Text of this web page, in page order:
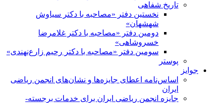
تاریخ شفاهی
نخستین دفتر «مصاحبه با دکتر سیاوش
شهشهان»
دومین دفتر «مصاحبه با دکتر غلامرضا
خسروشاهی»
سومین دفتر «مصاحبه با دکتر رحیم زارع‌نهندی»
پوستر
جوایز
اساس‌نامه اعطای جایزه‌ها و نشان‌های انجمن ریاضی
ایران
جایزه انجمن ریاضی ایران برای خدمات برجسته-